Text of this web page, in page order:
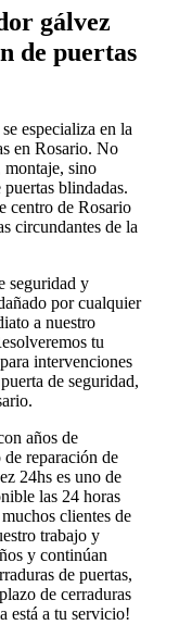
gálvez
de puertas
especializa en la
en Rosario. No
montaje, sino
blindadas.
centro de Rosario
circundantes de la
seguridad y
por cualquier
a nuestro
tu
intervenciones
de seguridad,
años de
de reparación de
24hs es uno de
las 24 horas
clientes de
trabajo y
y continúan
de puertas,
de cerraduras
está a tu servicio!